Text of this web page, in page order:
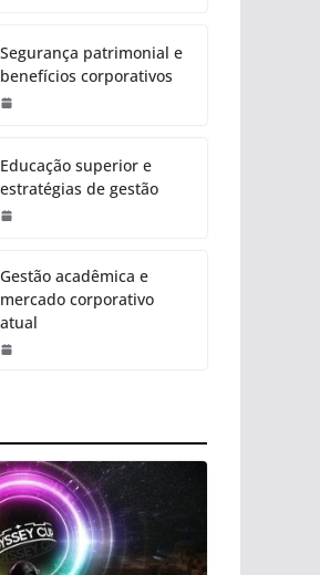
Segurança patrimonial e
benefícios corporativos
Educação superior e
estratégias de gestão
Gestão acadêmica e
mercado corporativo
atual